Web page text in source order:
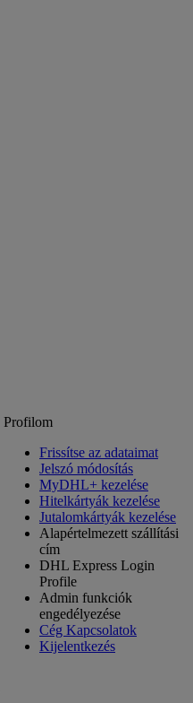
Profilom
Frissítse az adataimat
Jelszó módosítás
MyDHL+ kezelése
Hitelkártyák kezelése
Jutalomkártyák kezelése
Alapértelmezett szállítási
cím
DHL Express Login
Profile
Admin funkciók
engedélyezése
Cég Kapcsolatok
Kijelentkezés